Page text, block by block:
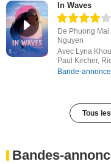
In Waves
De Phuong Mai
Nguyen
Avec Lyna
Paul Kircher,
Bande-annonce
Tous
Bandes-